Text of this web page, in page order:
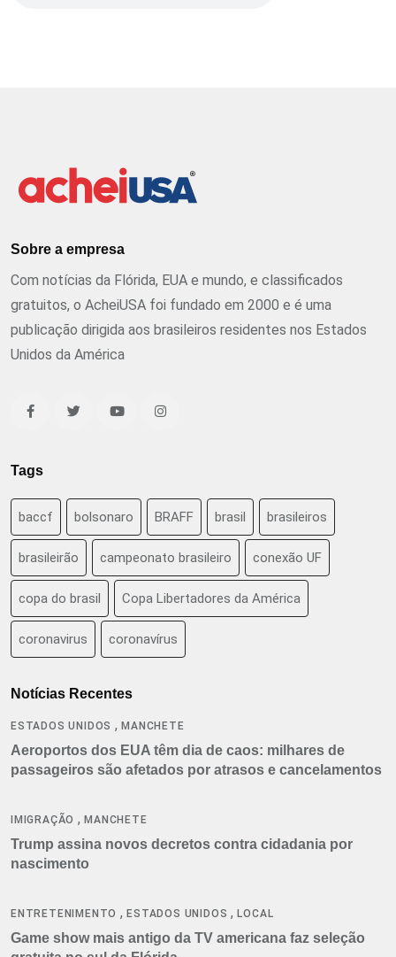
Sobre a empresa
Com notícias da Flórida, EUA e mundo, e classificados
gratuitos, o AcheiUSA foi fundado em 2000 e é uma
publicação dirigida aos brasileiros residentes nos Estados
Unidos da América
Tags
baccf bolsonaro BRAFF brasil brasileiros
brasileirão campeonato brasileiro conexão UF
copa do brasil Copa Libertadores da América
coronavirus coronavírus
Notícias Recentes
ESTADOS UNIDOS ,MANCHETE
Aeroportos dos EUA têm dia de caos: milhares de
passageiros são afetados por atrasos e cancelamentos
IMIGRAÇÃO ,MANCHETE
Trump assina novos decretos contra cidadania por
nascimento
ENTRETENIMENTO ,ESTADOS UNIDOS ,LOCAL
Game show mais antigo da TV americana faz seleção